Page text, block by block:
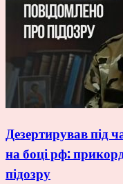
Дезертирував під
на боці рф:
підозру